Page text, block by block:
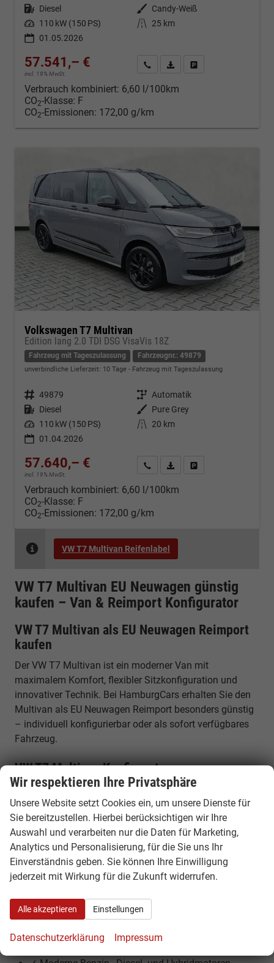
Kraftstoff Diesel Außenfarbe
Candy-Weiß
Leistung 110 kW (150 PS) Kilometerstand
25 km
01.05.2026
57.541,– €
incl. 19% MwSt.
Kontakt & Angebot anfordern
PDF-Datei, Fahrzeugexposé
Verbrauch kombiniert: 6,60 l/100km
CO2-Klasse: F
CO2-Emissionen: 172,00 g/km
Volkswagen T7 Multivan
Edition lang 2.0 TDI DSG VisaVis 18Z
Fahrzeug mit Tageszulassung Fahrzeugnr.: 49879
unverbindliche Lieferzeit: 10 Tage Fahrzeug mit Tageszulassung
Fahrzeugnr. 49879 Getriebe Automatik
Kraftstoff Diesel Außenfarbe
Pure Grey
Leistung 110 kW (150 PS) Kilometerstand
20 km
01.04.2026
57.640,– €
incl. 19% MwSt.
Kontakt & Angebot anfordern
PDF-Datei, Fahrzeugexposé
Verbrauch kombiniert: 6,60 l/100km
CO2-Klasse: F
CO2-Emissionen: 172,00 g/km
VW T7 Multivan Reifenlabel
VW T7 Multivan EU Neuwagen günstig
kaufen – Van & Reimport Konfigurator
VW T7 Multivan als EU Neuwagen Reimport
kaufen
Der VW T7 Multivan ist ein moderner Van mit
maximalem Komfort, flexibler Sitzkonfiguration und
innovativer Technik. Bei HamburgCars erhalten Sie den
Multivan als EU Neuwagen Reimport besonders günstig
– individuell konfigurierbar oder als sofort verfügbares
Fahrzeug.
VW T7 Multivan Konfigurator –
Neubestellung ab Werk
Nutzen Sie unseren VW Multivan Konfigurator und
stellen Sie Ihr Wunschfahrzeug individuell zusammen.
Wählen Sie Motor, Ausstattung, Sitzkonfiguration und
Optionen nach Ihren Vorstellungen und bestellen Sie
Ihren Multivan direkt ab Werk zu attraktiven Konditionen.
✓ Bis zu 30% günstiger als deutsche Listenpreise
✓ Flexibler Van mit bis zu 7 Sitzplätzen
Wir respektieren Ihre Privatsphäre
Unsere Website setzt Cookies ein, um unsere Dienste für
Sie bereitzustellen. Hierbei berücksichtigen wir Ihre
Auswahl und verarbeiten nur die Daten für Marketing,
Analytics und Personalisierung, für die Sie uns Ihr
Einverständnis geben. Sie können Ihre Einwilligung
jederzeit mit Wirkung für die Zukunft widerrufen.
Alle akzeptieren Einstellungen
Datenschutzerklärung Impressum